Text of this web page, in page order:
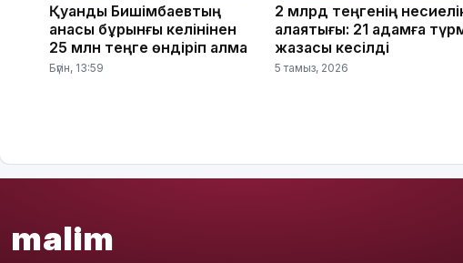
Қуандық Бишімбаевтың
анасы бұрынғы келінінен
25 млн теңге өндіріп алмақ
Бүгін, 13:59
2 млрд теңгенің
алаяқтығы: 21 адамға
жазасы кесілді
5 тамыз, 2026
malim